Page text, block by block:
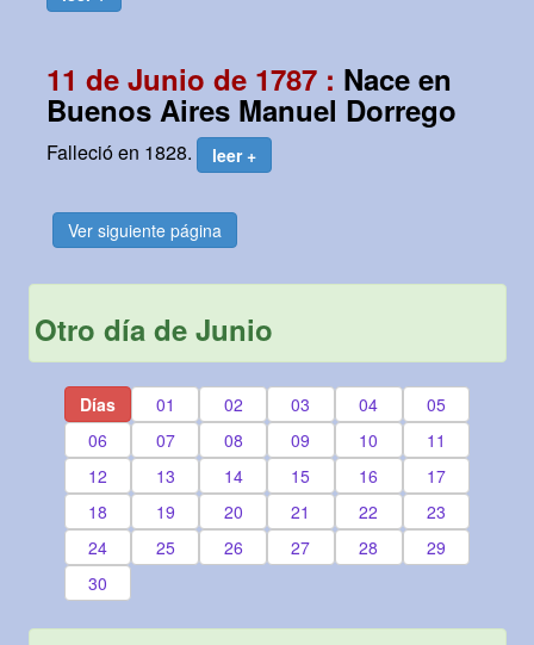
11 de Junio de 1787 : Nace en
Buenos Aires Manuel Dorrego
Falleció en 1828. leer +
Ver siguiente página
Otro día de Junio
Días 01 02 03 04
05
06
07 08 09 10
11
12
13 14 15 16
17
18
19 20 21 22
23
24
25 26 27 28
29
30